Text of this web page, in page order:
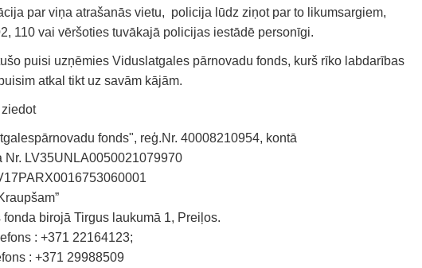
par viņa atrašanās vietu, policija lūdz ziņot par to likumsargiem,
110 vai vēršoties tuvākajā policijas iestādē personīgi.
puisi uzņēmies Viduslatgales pārnovadu fonds, kurš rīko labdarības
atkal tikt uz savām kājām.
fonds", reģ.Nr. 40008210954, kontā
LV35UNLA0050021079970
birojā Tirgus laukumā 1, Preiļos.
: +371 22164123;
: +371 29988509